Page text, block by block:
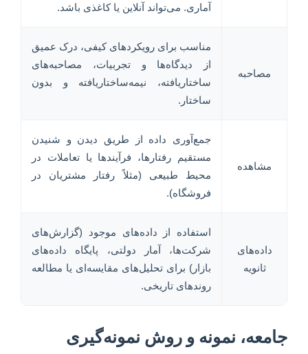
آماری. می‌تواند آنلاین یا کاغذی باشد.
مصاحبه
مناسب برای رویکردهای کیفی، درک عمیق
از دیدگاه‌ها و تجربیات، مصاحبه‌های
ساختاریافته، نیمه‌ساختاریافته و بدون
ساختار.
مشاهده
جمع‌آوری داده از طریق دیدن و شنیدن
مستقیم رفتارها، فرآیندها یا تعاملات در
محیط طبیعی (مثلاً رفتار مشتریان در
فروشگاه).
داده‌های
ثانویه
استفاده از داده‌های موجود (گزارش‌های
شرکت‌ها، آمار دولتی، پایگاه داده‌های
بازار) برای تحلیل‌های مقایسه‌ای یا مطالعه
روندهای تاریخی.
جامعه، نمونه و روش نمونه‌گیری